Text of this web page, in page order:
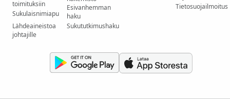
toimituksiin
Sukulaisnimiapu
Lähdeaineistoa
johtajille
Esivanhemman
haku
Sukututkimushaku
Tietosuojailmoitus